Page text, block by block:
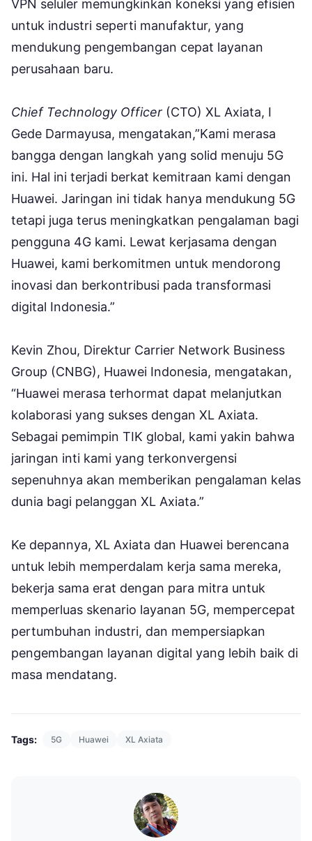
VPN seluler memungkinkan koneksi yang efisien
untuk industri seperti manufaktur, yang
mendukung pengembangan cepat layanan
perusahaan baru.
Chief Technology Officer (CTO) XL Axiata, I
Gede Darmayusa, mengatakan,”Kami merasa
bangga dengan langkah yang solid menuju 5G
ini. Hal ini terjadi berkat kemitraan kami dengan
Huawei. Jaringan ini tidak hanya mendukung 5G
tetapi juga terus meningkatkan pengalaman bagi
pengguna 4G kami. Lewat kerjasama dengan
Huawei, kami berkomitmen untuk mendorong
inovasi dan berkontribusi pada transformasi
digital Indonesia.”
Kevin Zhou, Direktur Carrier Network Business
Group (CNBG), Huawei Indonesia, mengatakan,
“Huawei merasa terhormat dapat melanjutkan
kolaborasi yang sukses dengan XL Axiata.
Sebagai pemimpin TIK global, kami yakin bahwa
jaringan inti kami yang terkonvergensi
sepenuhnya akan memberikan pengalaman kelas
dunia bagi pelanggan XL Axiata.”
Ke depannya, XL Axiata dan Huawei berencana
untuk lebih memperdalam kerja sama mereka,
bekerja sama erat dengan para mitra untuk
memperluas skenario layanan 5G, mempercepat
pertumbuhan industri, dan mempersiapkan
pengembangan layanan digital yang lebih baik di
masa mendatang.
Tags: 5G Huawei XL Axiata